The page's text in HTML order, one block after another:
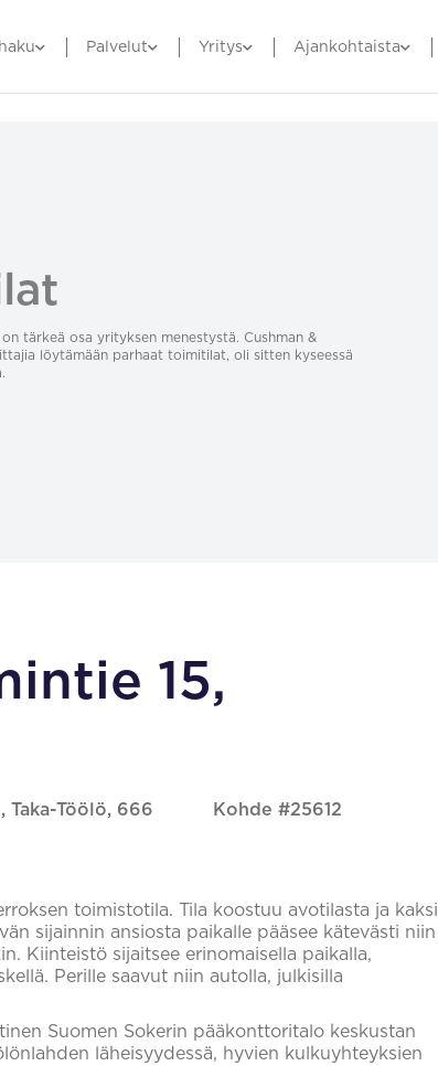
Palvelut Yritys Ajankohtaista
tärkeä osa yrityksen menestystä. Cushman &
löytämään parhaat toimitilat, oli sitten kyseessä
15,
Taka-Töölö, 666
Kohde #25612
toimistotila. Tila koostuu avotilasta ja kaksi
sijainnin ansiosta paikalle pääsee kätevästi niin
Kiinteistö sijaitsee erinomaisella paikalla,
Perille saavut niin autolla, julkisilla
Suomen Sokerin pääkonttoritalo keskustan
läheisyydessä, hyvien kulkuyhteyksien